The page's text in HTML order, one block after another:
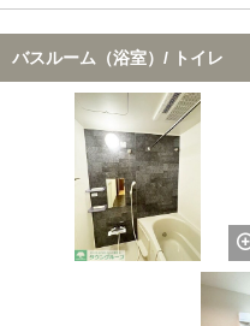
バスルーム（浴室）/ トイレ